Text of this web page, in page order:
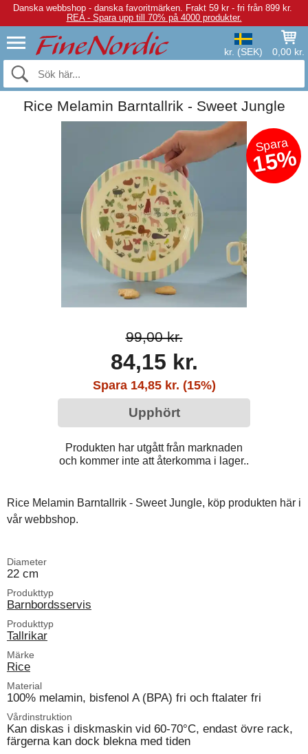
Danska webbshop - danska favoritmärken. Frakt 59 kr - fri från 899 kr.
REA - Spara upp till 70% på 4000 produkter.
kr. (SEK) 0,00 kr.
Rice Melamin Barntallrik - Sweet Jungle
Spara
15%
99,00 kr.
84,15 kr.
Spara 14,85 kr. (15%)
Upphört
Produkten har utgått från marknaden
och kommer inte att återkomma i lager..
Rice Melamin Barntallrik - Sweet Jungle, köp produkten här i
vår webbshop.
Diameter
22 cm
Produkttyp
Barnbordsservis
Produkttyp
Tallrikar
Märke
Rice
Material
100% melamin, bisfenol A (BPA) fri och ftalater fri
Vårdinstruktion
Kan diskas i diskmaskin vid 60-70°C, endast övre rack,
färgerna kan dock blekna med tiden